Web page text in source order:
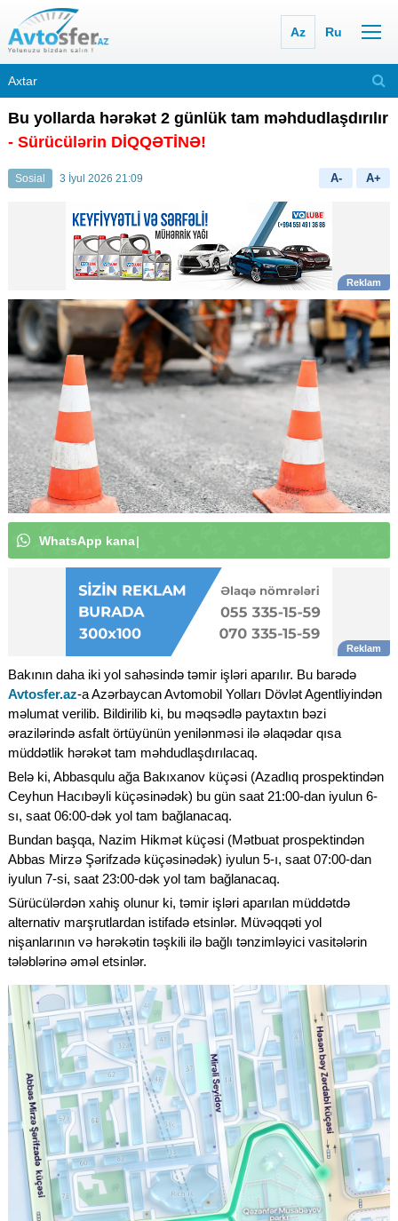
Az Ru
Bu yollarda hərəkət 2 günlük tam məhdudlaşdırılır
- Sürücülərin DİQQƏTİNƏ!
Sosial 3 İyul 2026 21:09 A- A+
WhatsApp kanal
Bakının daha iki yol sahəsində təmir işləri aparılır. Bu barədə
Avtosfer.az-a Azərbaycan Avtomobil Yolları Dövlət Agentliyindən
məlumat verilib. Bildirilib ki, bu məqsədlə paytaxtın bəzi
ərazilərində asfalt örtüyünün yenilənməsi ilə əlaqədar qısa
müddətlik hərəkət tam məhdudlaşdırılacaq.
Belə ki, Abbasqulu ağa Bakıxanov küçəsi (Azadlıq prospektindən
Ceyhun Hacıbəyli küçəsinədək) bu gün saat 21:00-dan iyulun 6-
sı, saat 06:00-dək yol tam bağlanacaq.
Bundan başqa, Nazim Hikmət küçəsi (Mətbuat prospektindən
Abbas Mirzə Şərifzadə küçəsinədək) iyulun 5-ı, saat 07:00-dan
iyulun 7-si, saat 23:00-dək yol tam bağlanacaq.
Sürücülərdən xahiş olunur ki, təmir işləri aparılan müddətdə
alternativ marşrutlardan istifadə etsinlər. Müvəqqəti yol
nişanlarının və hərəkətin təşkili ilə bağlı tənzimləyici vasitələrin
tələblərinə əməl etsinlər.